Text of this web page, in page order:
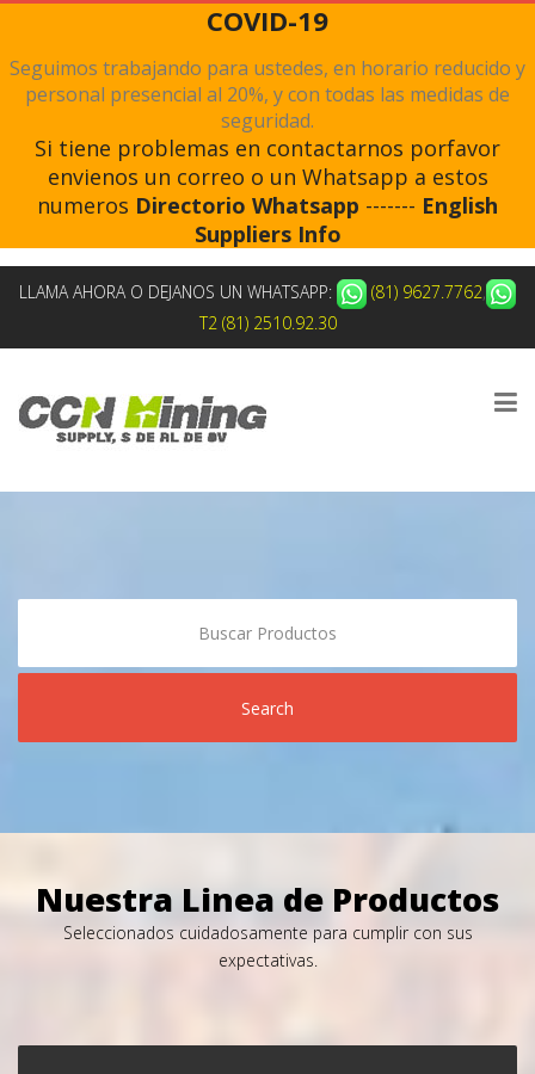
COVID-19
Seguimos trabajando para ustedes, en horario reducido y
personal presencial al 20%, y con todas las medidas de
seguridad.
Si tiene problemas en contactarnos porfavor
envienos un correo o un Whatsapp a estos
numeros Directorio Whatsapp ------- English
Suppliers Info
LLAMA AHORA O DEJANOS UN WHATSAPP: (81) 9627.7762,
T2 (81) 2510.92.30
Search
Nuestra Linea de Productos
Seleccionados cuidadosamente para cumplir con sus
expectativas.